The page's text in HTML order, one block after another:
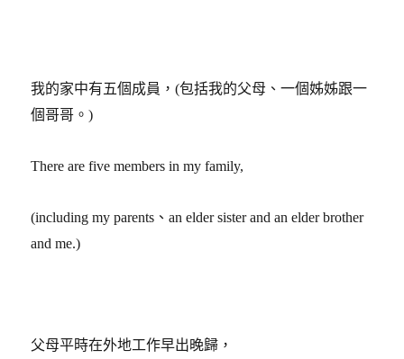
我的家中有五個成員，(包括我的父母、一個姊姊跟一
個哥哥。)
There are five members in my family,
(including my parents 、an elder sister and an elder brother
and me.)
父母平時在外地工作早出晚歸，